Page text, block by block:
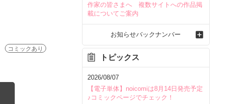
コミックあり
作家の皆さまへ 複数サイトへの作品掲
載についてご案内
お知らせバックナンバー
トピックス
2026/08/07
【電子単体】noicomiは8月14日発売予定
♪コミックページでチェック！